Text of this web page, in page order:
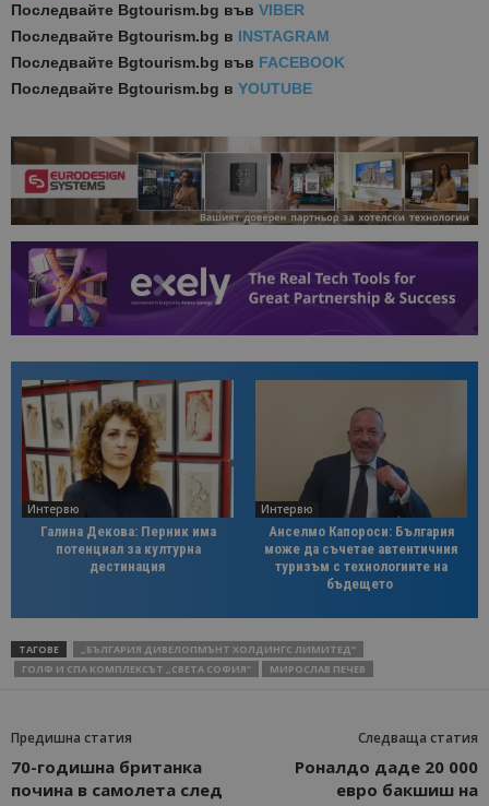
Последвайте Bgtourism.bg във VIBER
Последвайте Bgtourism.bg в INSTAGRAM
Последвайте Bgtourism.bg във FACEBOOK
Последвайте Bgtourism.bg в YOUTUBE
Интервю
Галина Декова: Перник има
потенциал за културна
дестинация
Интервю
Анселмо Капороси: България
може да съчетае автентичния
туризъм с технологиите на
бъдещето
ТАГОВЕ
„БЪЛГАРИЯ ДИВЕЛОПМЪНТ ХОЛДИНГС ЛИМИТЕД“
ГОЛФ И СПА КОМПЛЕКСЪТ „СВЕТА СОФИЯ“
МИРОСЛАВ ПЕЧЕВ
Предишна статия
70-годишна британка
почина в самолета след
Следваща статия
Роналдо даде 20 000
евро бакшиш на